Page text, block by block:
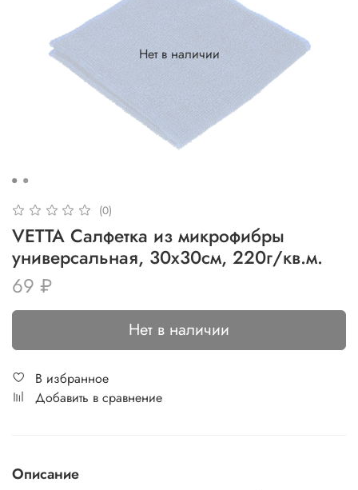
Нет в наличии
(0)
VETTA Салфетка из микрофибры
универсальная, 30х30см, 220г/кв.м.
69 ₽
Нет в наличии
В избранное
Добавить в сравнение
Описание